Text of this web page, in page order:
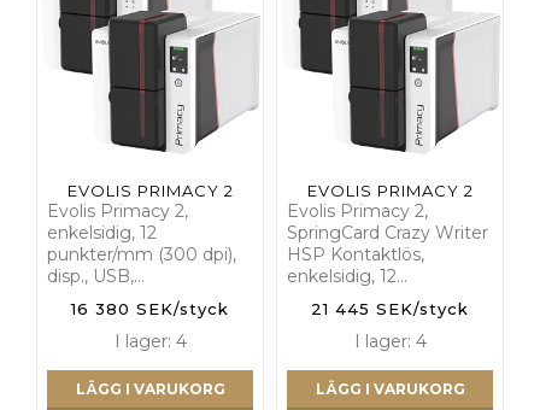
EVOLIS PRIMACY 2
Evolis Primacy 2,
enkelsidig, 12
punkter/mm (300 dpi),
disp., USB,…
16 380 SEK/styck
I lager: 4
LÄGG I VARUKORG
EVOLIS PRIMACY 2
Evolis Primacy 2,
SpringCard Crazy Writer
HSP Kontaktlös,
enkelsidig, 12…
21 445 SEK/styck
I lager: 4
LÄGG I VARUKORG